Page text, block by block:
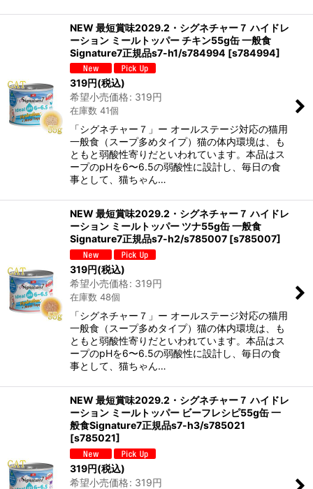
NEW 最短賞味2029.2・シグネチャー７ ハイドレ
ーション ミールトッパー チキン55g缶 一般食
Signature7正規品s7-h1/s784994 [s784994]
319円(税込)
希望小売価格: 319円
在庫数 41個
「シグネチャー７」ー オールステージ対応の猫用
一般食（スープ多めタイプ）猫の体内環境は、も
ともと弱酸性寄りだといわれています。本品はス
ープのpHを6〜6.5の弱酸性に設計し、毎日の食
事として、猫ちゃん…
NEW 最短賞味2029.2・シグネチャー７ ハイドレ
ーション ミールトッパー ツナ55g缶 一般食
Signature7正規品s7-h2/s785007 [s785007]
319円(税込)
希望小売価格: 319円
在庫数 48個
「シグネチャー７」ー オールステージ対応の猫用
一般食（スープ多めタイプ）猫の体内環境は、も
ともと弱酸性寄りだといわれています。本品はス
ープのpHを6〜6.5の弱酸性に設計し、毎日の食
事として、猫ちゃん…
NEW 最短賞味2029.2・シグネチャー７ ハイドレ
ーション ミールトッパー ビーフレシピ55g缶 一
般食Signature7正規品s7-h3/s785021
[s785021]
319円(税込)
希望小売価格: 319円